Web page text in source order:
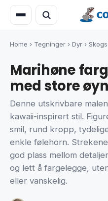
Home › Tegninger › Dyr ›
Marihøne
med store
Denne utskrivbare
kawaii-inspirert stil.
smil, rund kropp,
enkle følehorn.
god plass mellom
og lett å fargelegge,
eller vanskelig.